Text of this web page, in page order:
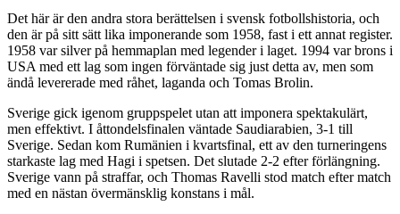
Det här är den andra stora berättelsen i svensk fotbollshistoria, och
den är på sitt sätt lika imponerande som 1958, fast i ett annat register.
1958 var silver på hemmaplan med legender i laget. 1994 var brons i
USA med ett lag som ingen förväntade sig just detta av, men som
ändå levererade med råhet, laganda och Tomas Brolin.
Sverige gick igenom gruppspelet utan att imponera spektakulärt,
men effektivt. I åttondelsfinalen väntade Saudiarabien, 3-1 till
Sverige. Sedan kom Rumänien i kvartsfinal, ett av den turneringens
starkaste lag med Hagi i spetsen. Det slutade 2-2 efter förlängning.
Sverige vann på straffar, och Thomas Ravelli stod match efter match
med en nästan övermänsklig konstans i mål.